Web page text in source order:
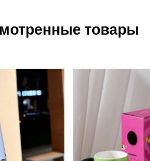
товары